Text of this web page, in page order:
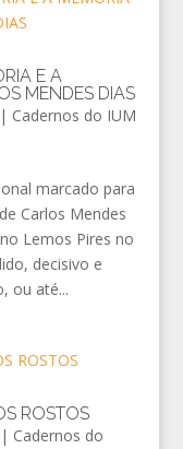
E A
MENDES DIAS
| Cadernos do IUM
marcado para
Carlos Mendes
Lemos Pires no
decisivo e
ou até...
ROSTOS
| Cadernos do